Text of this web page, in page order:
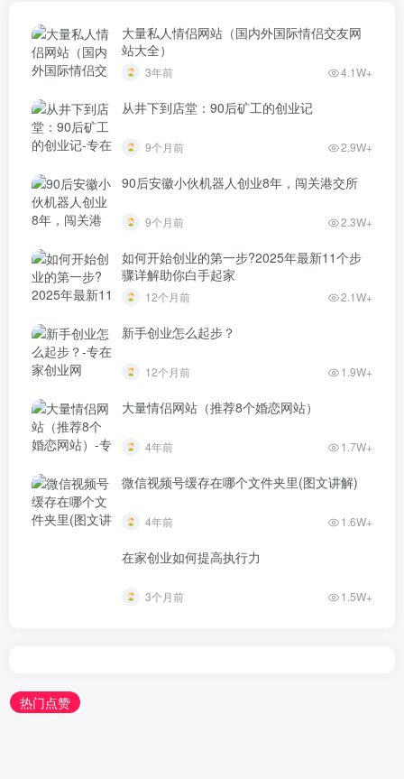
大量私人情侣网站（国内外国际情侣交友网
站大全）
3年前 4.1W+
从井下到店堂：90后矿工的创业记
9个月前 2.9W+
90后安徽小伙机器人创业8年，闯关港交所
9个月前 2.3W+
如何开始创业的第一步?2025年最新11个步
骤详解助你白手起家
12个月前 2.1W+
新手创业怎么起步？
12个月前 1.9W+
大量情侣网站（推荐8个婚恋网站）
4年前 1.7W+
微信视频号缓存在哪个文件夹里(图文讲解)
4年前 1.6W+
在家创业如何提高执行力
3个月前 1.5W+
热门点赞